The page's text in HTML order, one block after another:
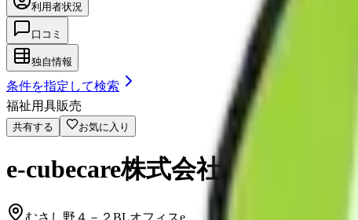
利用者状況
口コミ
独自情報
条件を指定して検索
福祉用具販売
共有する お気に入り
e-cubecare株式会社
むさし野４－２BLオフィスe